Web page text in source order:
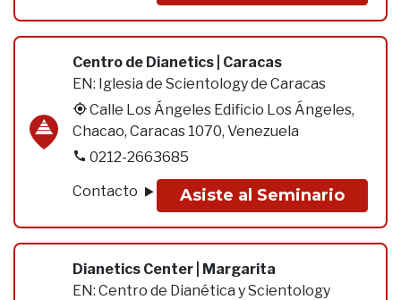
Centro de Dianetics | Caracas
EN: Iglesia de Scientology de Caracas
Calle Los Ángeles Edificio Los Ángeles,
Chacao, Caracas 1070, Venezuela
0212-2663685
Contacto
Asiste al Seminario
Dianetics Center | Margarita
EN: Centro de Dianética y Scientology